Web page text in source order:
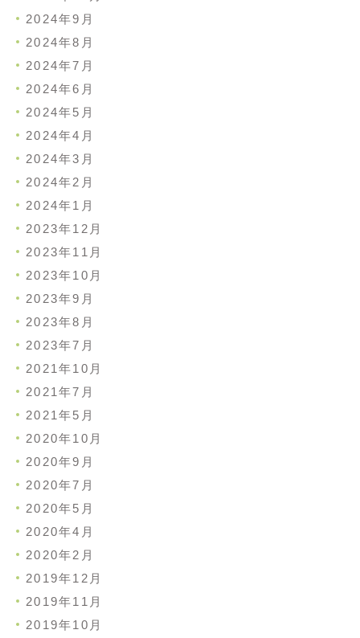
2024年9月
2024年8月
2024年7月
2024年6月
2024年5月
2024年4月
2024年3月
2024年2月
2024年1月
2023年12月
2023年11月
2023年10月
2023年9月
2023年8月
2023年7月
2021年10月
2021年7月
2021年5月
2020年10月
2020年9月
2020年7月
2020年5月
2020年4月
2020年2月
2019年12月
2019年11月
2019年10月